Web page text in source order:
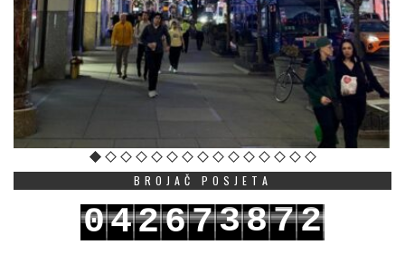
BROJAČ POSJETA
042673872